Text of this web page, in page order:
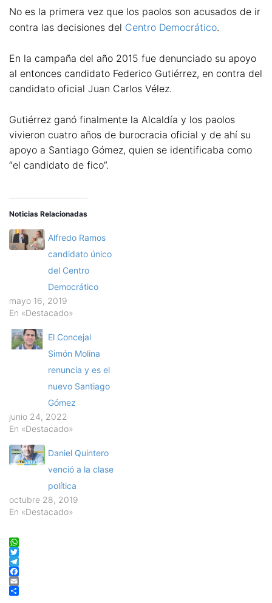
No es la primera vez que los paolos son acusados de ir
contra las decisiones del Centro Democrático.
En la campaña del año 2015 fue denunciado su apoyo
al entonces candidato Federico Gutiérrez, en contra del
candidato oficial Juan Carlos Vélez.
Gutiérrez ganó finalmente la Alcaldía y los paolos
vivieron cuatro años de burocracia oficial y de ahí su
apoyo a Santiago Gómez, quien se identificaba como
“el candidato de fico”.
Noticias Relacionadas
Alfredo Ramos
candidato único
del Centro
Democrático
mayo 16, 2019
En «Destacado»
El Concejal
Simón Molina
renuncia y es el
nuevo Santiago
Gómez
junio 24, 2022
En «Destacado»
Daniel Quintero
venció a la clase
política
octubre 28, 2019
En «Destacado»
WhatsApp
Twitter
Telegram
Facebook
Email